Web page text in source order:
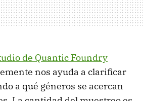
de Quantic Foundry
nos ayuda a clarificar
a qué géneros se acercan